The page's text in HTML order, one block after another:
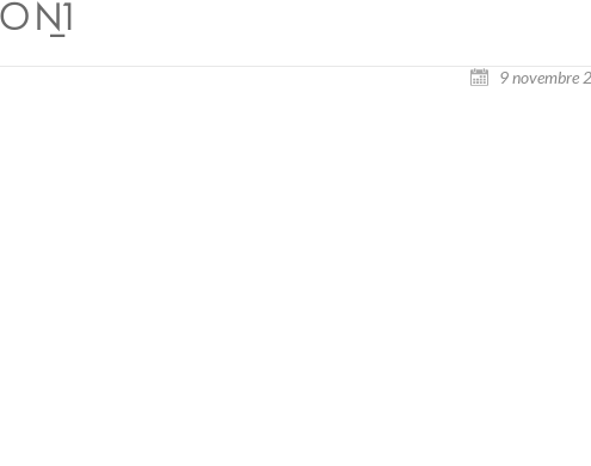
9 novembre